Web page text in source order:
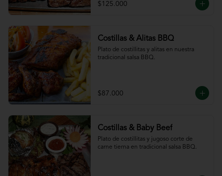
$125.000
Costillas & Alitas BBQ
Plato de costillitas y alitas en nuestra
tradicional salsa BBQ.
$87.000
Costillas & Baby Beef
Plato de costillitas y jugoso corte de
carne tierna en tradicional salsa BBQ.